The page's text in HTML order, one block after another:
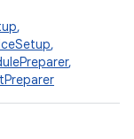
,
,
,